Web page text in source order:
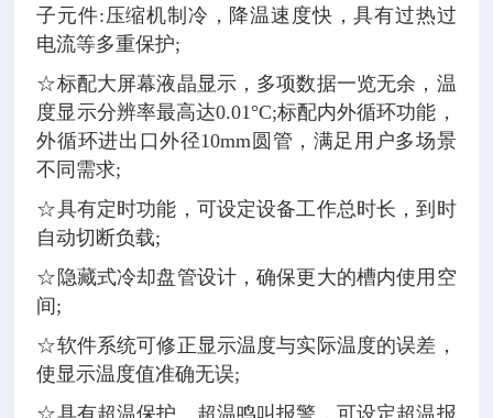
子元件:压缩机制冷，降温速度快，具有过热过
电流等多重保护;
☆标配大屏幕液晶显示，多项数据一览无余，温
度显示分辨率最高达0.01°C;标配内外循环功能，
外循环进出口外径10mm圆管，满足用户多场景
不同需求;
☆具有定时功能，可设定设备工作总时长，到时
自动切断负载;
☆隐藏式冷却盘管设计，确保更大的槽内使用空
间;
☆软件系统可修正显示温度与实际温度的误差，
使显示温度值准确无误;
☆具有超温保护、超温鸣叫报警，可设定超温报